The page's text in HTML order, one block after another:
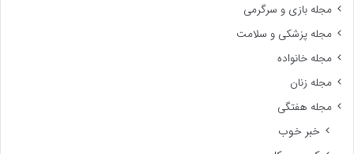
مجله بازی و سرگرمی
مجله پزشکی و سلامت
مجله خانواده
مجله زنان
مجله هفتگی
خبر خوب